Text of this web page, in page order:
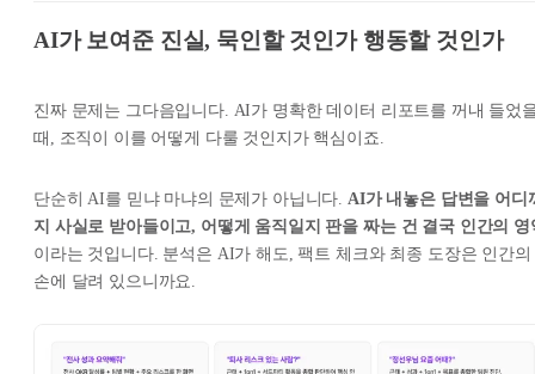
AI가 보여준 진실, 묵인할 것인가 행동할 것인가
진짜 문제는 그다음입니다. AI가 명확한 데이터 리포트를 꺼내 들었
때, 조직이 이를 어떻게 다룰 것인지가 핵심이죠.
단순히 AI를 믿냐 마냐의 문제가 아닙니다. AI가 내놓은 답변을 어디
지 사실로 받아들이고, 어떻게 움직일지 판을 짜는 건 결국 인간의 영
이라는 것입니다. 분석은 AI가 해도, 팩트 체크와 최종 도장은 인간의
손에 달려 있으니까요.